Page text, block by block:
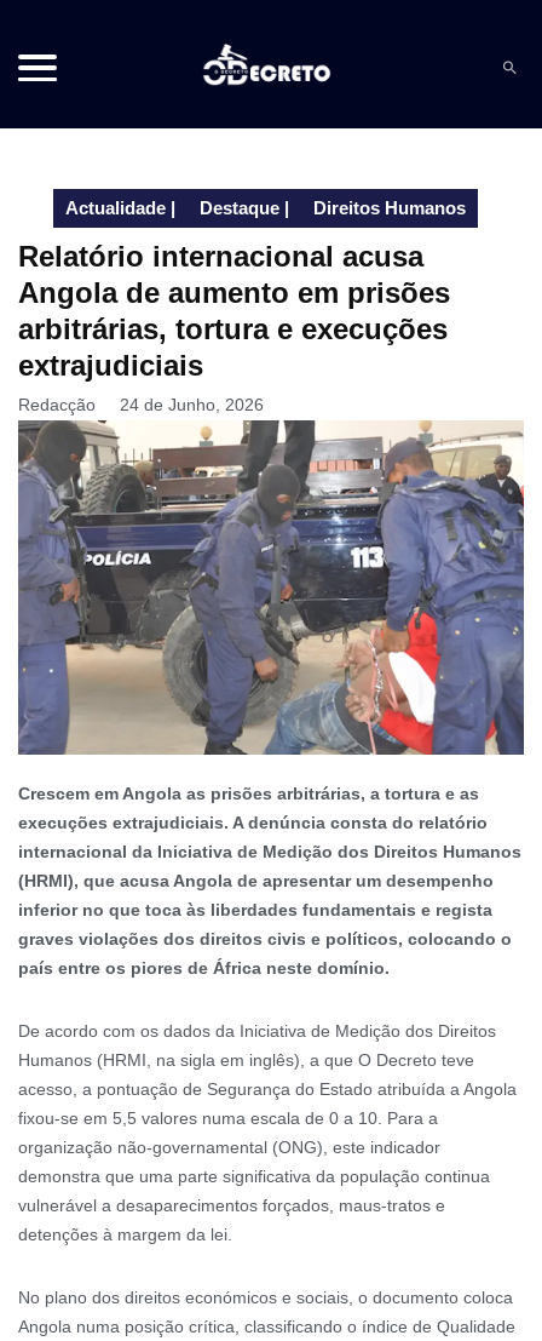
Actualidade| Destaque| Direitos Humanos
Relatório internacional acusa
Angola de aumento em prisões
arbitrárias, tortura e execuções
extrajudiciais
Redacção 24 de Junho, 2026
Crescem em Angola as prisões arbitrárias, a tortura e as
execuções extrajudiciais. A denúncia consta do relatório
internacional da Iniciativa de Medição dos Direitos Humanos
(HRMI), que acusa Angola de apresentar um desempenho
inferior no que toca às liberdades fundamentais e regista
graves violações dos direitos civis e políticos, colocando o
país entre os piores de África neste domínio.
De acordo com os dados da Iniciativa de Medição dos Direitos
Humanos (HRMI, na sigla em inglês), a que O Decreto teve
acesso, a pontuação de Segurança do Estado atribuída a Angola
fixou-se em 5,5 valores numa escala de 0 a 10. Para a
organização não-governamental (ONG), este indicador
demonstra que uma parte significativa da população continua
vulnerável a desaparecimentos forçados, maus-tratos e
detenções à margem da lei.
No plano dos direitos económicos e sociais, o documento coloca
Angola numa posição crítica, classificando o índice de Qualidade